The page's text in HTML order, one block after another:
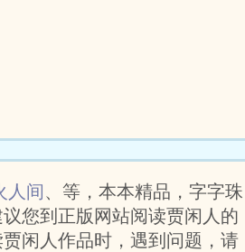
人间、等，本本精品，字字珠
您到正版网站阅读贾闲人的
闲人作品时，遇到问题，请